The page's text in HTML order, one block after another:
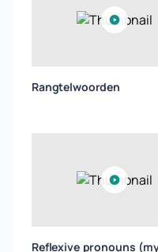
Rangtelwoorden
Reflexive pronouns